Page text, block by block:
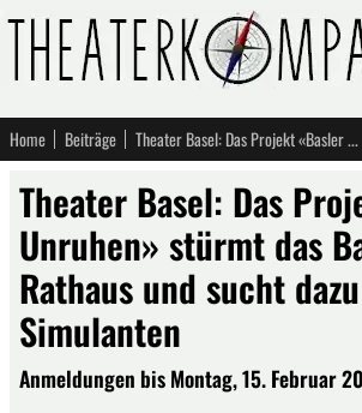
Home Beiträge Theater Basel: Das Projekt «Basler Unruhen» stürmt das Basler Rathaus und sucht dazu weitere Simulanten
Theater Basel: Das
Unruhen» stürmt das
Rathaus und sucht
Simulanten
Anmeldungen bis Montag, 15. Februar